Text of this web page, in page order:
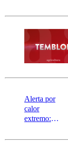
Carahue por
río Damas:
activa
mensajería
SAE
Alerta por
calor
extremo:
activa Alerta